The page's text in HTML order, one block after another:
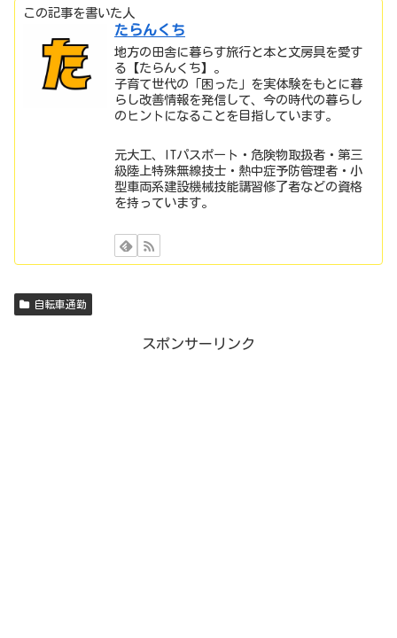
この記事を書いた人
たらんくち
地方の田舎に暮らす旅行と本と文房具を愛す
る【たらんくち】。
子育て世代の「困った」を実体験をもとに暮
らし改善情報を発信して、今の時代の暮らし
のヒントになることを目指しています。
元大工、ITパスポート・危険物取扱者・第三
級陸上特殊無線技士・熱中症予防管理者・小
型車両系建設機械技能講習修了者などの資格
を持っています。
自転車通勤
スポンサーリンク